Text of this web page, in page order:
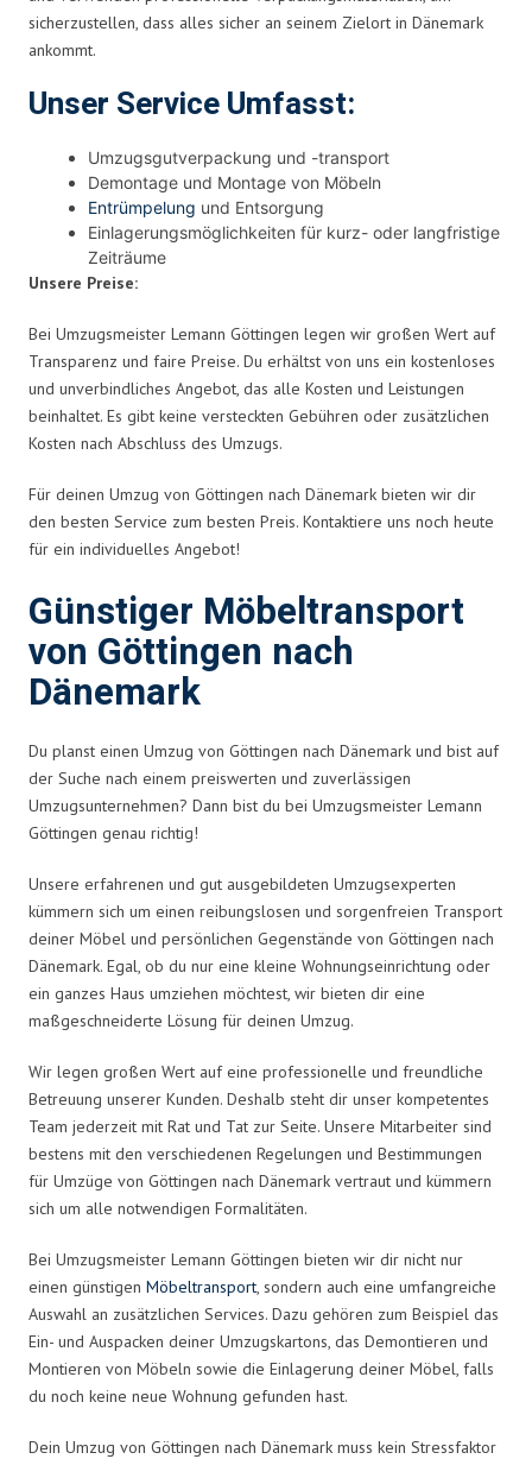
sicherzustellen, dass alles sicher an seinem Zielort in Dänemark
ankommt.
Unser Service Umfasst:
Umzugsgutverpackung und -transport
Demontage und Montage von Möbeln
Entrümpelung und Entsorgung
Einlagerungsmöglichkeiten für kurz- oder langfristige
Zeiträume
Unsere Preise:
Bei Umzugsmeister Lemann Göttingen legen wir großen Wert auf
Transparenz und faire Preise. Du erhältst von uns ein kostenloses
und unverbindliches Angebot, das alle Kosten und Leistungen
beinhaltet. Es gibt keine versteckten Gebühren oder zusätzlichen
Kosten nach Abschluss des Umzugs.
Für deinen Umzug von Göttingen nach Dänemark bieten wir dir
den besten Service zum besten Preis. Kontaktiere uns noch heute
für ein individuelles Angebot!
Günstiger Möbeltransport
von Göttingen nach
Dänemark
Du planst einen Umzug von Göttingen nach Dänemark und bist auf
der Suche nach einem preiswerten und zuverlässigen
Umzugsunternehmen? Dann bist du bei Umzugsmeister Lemann
Göttingen genau richtig!
Unsere erfahrenen und gut ausgebildeten Umzugsexperten
kümmern sich um einen reibungslosen und sorgenfreien Transport
deiner Möbel und persönlichen Gegenstände von Göttingen nach
Dänemark. Egal, ob du nur eine kleine Wohnungseinrichtung oder
ein ganzes Haus umziehen möchtest, wir bieten dir eine
maßgeschneiderte Lösung für deinen Umzug.
Wir legen großen Wert auf eine professionelle und freundliche
Betreuung unserer Kunden. Deshalb steht dir unser kompetentes
Team jederzeit mit Rat und Tat zur Seite. Unsere Mitarbeiter sind
bestens mit den verschiedenen Regelungen und Bestimmungen
für Umzüge von Göttingen nach Dänemark vertraut und kümmern
sich um alle notwendigen Formalitäten.
Bei Umzugsmeister Lemann Göttingen bieten wir dir nicht nur
einen günstigen Möbeltransport, sondern auch eine umfangreiche
Auswahl an zusätzlichen Services. Dazu gehören zum Beispiel das
Ein- und Auspacken deiner Umzugskartons, das Demontieren und
Montieren von Möbeln sowie die Einlagerung deiner Möbel, falls
du noch keine neue Wohnung gefunden hast.
Dein Umzug von Göttingen nach Dänemark muss kein Stressfaktor